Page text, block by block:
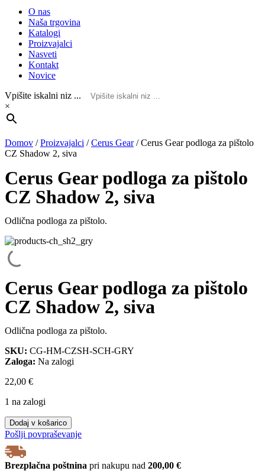
O nas
Naša trgovina
Katalogi
Proizvajalci
Nasveti
Kontakt
Novice
Vpišite iskalni niz ...
×
Domov /Proizvajalci /Cerus Gear/Cerus Gear podloga za pištolo
CZ Shadow 2, siva
Cerus Gear podloga za pištolo
CZ Shadow 2, siva
Odlična podloga za pištolo.
Cerus Gear podloga za pištolo
CZ Shadow 2, siva
Odlična podloga za pištolo.
SKU: CG-HM-CZSH-SCH-GRY
Zaloga: Na zalogi
22,00 €
1 na zalogi
Cerus
Gear
podloga
za
pištolo
Dodaj v košarico
Pošlji povpraševanje
Brezplačna poštnina pri nakupu nad 200,00 €